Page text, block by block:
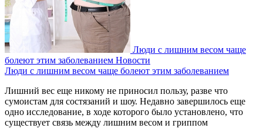
Люди с лишним весом чаще
болеют этим заболеванием Новости
Люди с лишним весом чаще болеют этим заболеванием
Лишний вес еще никому не приносил пользу, разве что
сумоистам для состязаний и шоу. Недавно завершилось еще
одно исследование, в ходе которого было установлено, что
существует связь между лишним весом и гриппом